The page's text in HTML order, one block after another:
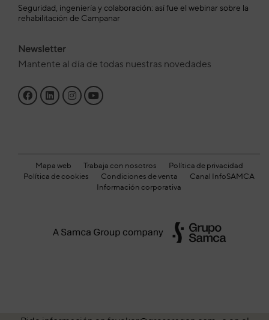
Seguridad, ingeniería y colaboración: así fue el webinar sobre la
rehabilitación de Campanar
Newsletter
Mantente al día de todas nuestras novedades
Mapa web Trabaja con nosotros
Política de privacidad
Política de cookies
Condiciones de venta
Canal InfoSAMCA
Información corporativa